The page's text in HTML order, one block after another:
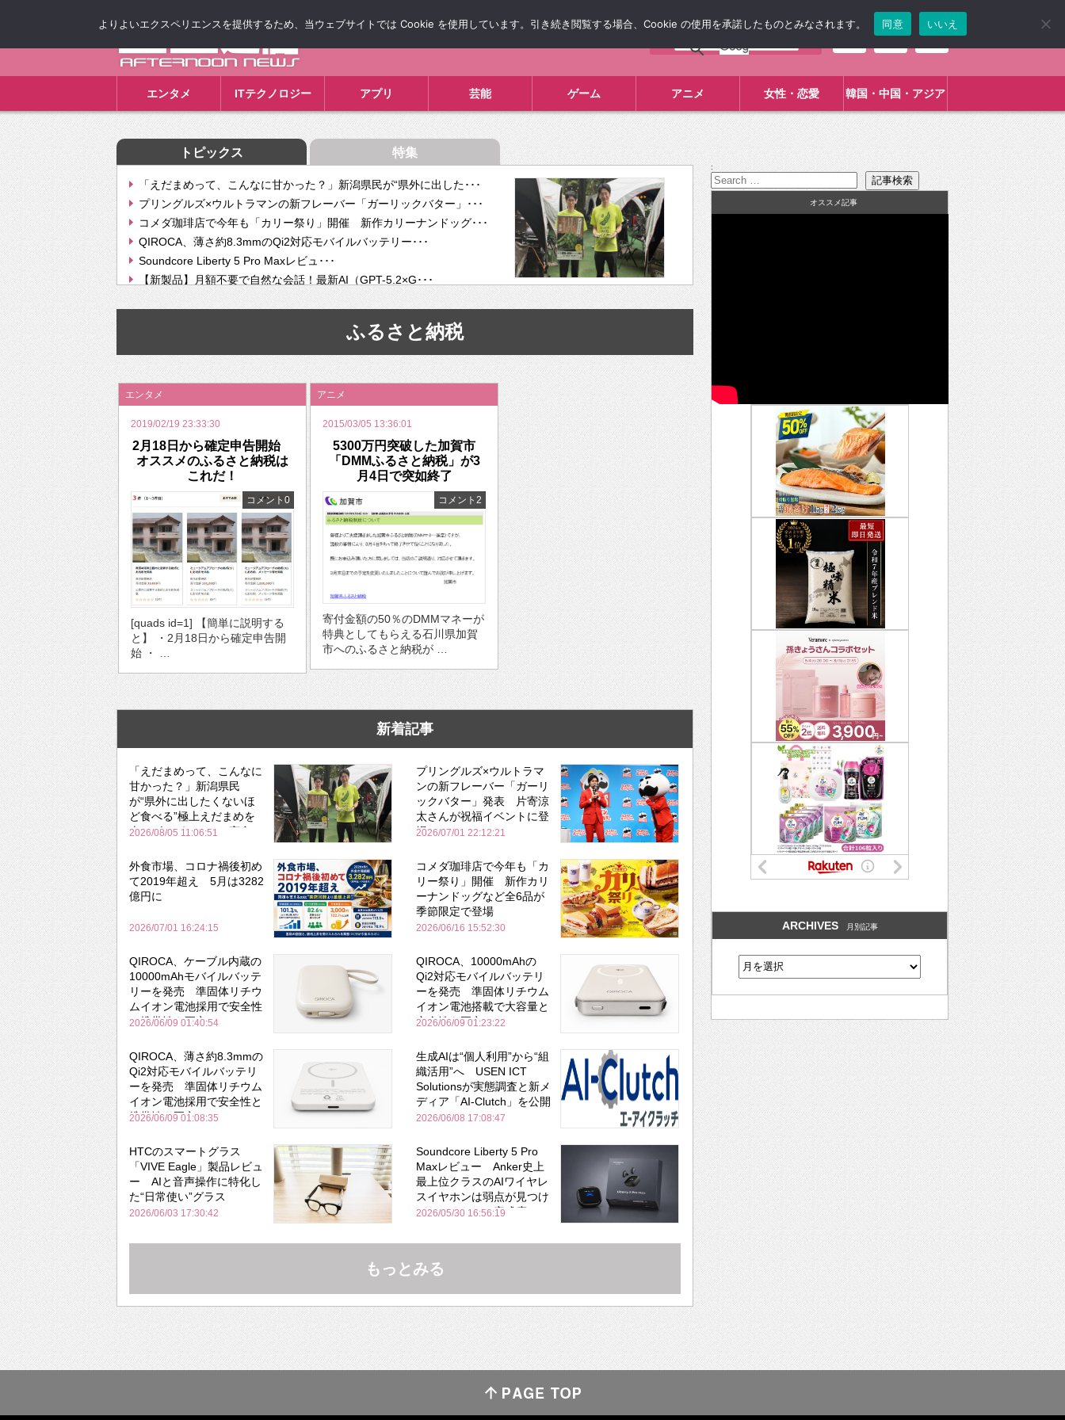
エンタメ ITテクノロジー アプリ 芸能 ゲーム アニメ 女性・恋愛 韓国・中国・アジア
トピックス 特集
「えだまめって、こんなに甘かった？」新潟県民が“県外に出した･･･
プリングルズ×ウルトラマンの新フレーバー「ガーリックバター」･･･
コメダ珈琲店で今年も「カリー祭り」開催 新作カリーナンドッグ･･･
QIROCA、薄さ約8.3mmのQi2対応モバイルバッテリー･･･
Soundcore Liberty 5 Pro Maxレビュ･･･
【新製品】月額不要で自然な会話！最新AI（GPT-5.2×G･･･
【次世代の没入感と生産性】VITURE Luma Ultra･･･
挫折率8割の壁をAIで突破。ジャストシステム、”自分が今話し･･･
2026年のバレンタインは「自分で作って、想いを渡す」 TE･･･
ふるさと納税
エンタメ
2019/02/19 23:33:30
2月18日から確定申告開始
オススメのふるさと納税は
これだ！
コメント0
[quads id=1] 【簡単に説明する
と】 ・2月18日から確定申告開
始 ・ …
アニメ
2015/03/05 13:36:01
5300万円突破した加賀市
「DMMふるさと納税」が3
月4日で突如終了
コメント2
寄付金額の50％のDMMマネーが
特典としてもらえる石川県加賀
市へのふるさと納税が …
新着記事
「えだまめって、こんなに
甘かった？」新潟県民
が“県外に出したくないほ
ど食べる”極上えだまめを
森のビアガーデンで実食
2026/08/05 11:06:51
プリングルズ×ウルトラマ
ンの新フレーバー「ガーリ
ックバター」発表 片寄涼
太さんが祝福イベントに登
場
2026/07/01 22:12:21
外食市場、コロナ禍後初め
て2019年超え 5月は3282
億円に
2026/07/01 16:24:15
コメダ珈琲店で今年も「カ
リー祭り」開催 新作カリ
ーナンドッグなど全6品が
季節限定で登場
2026/06/16 15:52:30
QIROCA、ケーブル内蔵の
10000mAhモバイルバッテ
リーを発売 準固体リチウ
ムイオン電池採用で安全性
と携帯性を両立
2026/06/09 01:40:54
QIROCA、10000mAhの
Qi2対応モバイルバッテリ
ーを発売 準固体リチウム
イオン電池搭載で大容量と
安全性を両立
2026/06/09 01:23:22
QIROCA、薄さ約8.3mmの
Qi2対応モバイルバッテリ
ーを発売 準固体リチウム
イオン電池採用で安全性と
携帯性を両立
2026/06/09 01:08:35
生成AIは“個人利用”から“組
織活用”へ USEN ICT
Solutionsが実態調査と新メ
ディア「AI-Clutch」を公開
2026/06/08 17:08:47
HTCのスマートグラス
「VIVE Eagle」製品レビュ
ー AIと音声操作に特化し
た“日常使い”グラス
2026/06/03 17:30:42
Soundcore Liberty 5 Pro
Maxレビュー Anker史上
最上位クラスのAIワイヤレ
スイヤホンは弱点が見つけ
づらいくらいの完成度にび
Bose並み
2026/05/30 16:56:19
もっとみる
:
オススメ記事
ARCHIVES 月別記事
よりよいエクスペリエンスを提供するため、当ウェブサイトでは Cookie を使用しています。引き続き閲覧する場合、Cookie の使用を承諾したものとみなされます。 同意 いいえ